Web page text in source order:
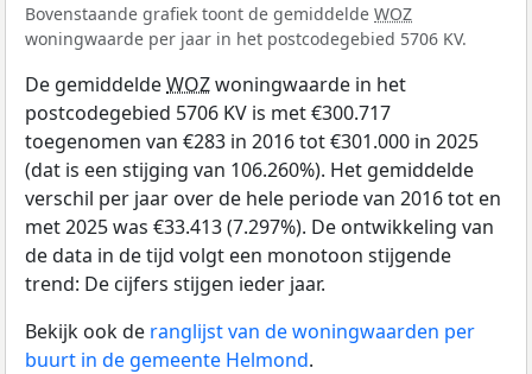
Bovenstaande grafiek toont de gemiddelde WOZ
woningwaarde per jaar in het postcodegebied 5706 KV.
De gemiddeldeWOZwoningwaarde in het
postcodegebied 5706 KV is met €300.717
toegenomen van €283 in 2016 tot €301.000 in 2025
(dat is een stijging van 106.260%). Het gemiddelde
verschil per jaar over de hele periode van 2016 tot en
met 2025 was €33.413 (7.297%). De ontwikkeling van
de data in de tijd volgt een monotoon stijgende
trend: De cijfers stijgen ieder jaar.
Bekijk ook de ranglijst van de woningwaarden per
buurt in de gemeente Helmond.